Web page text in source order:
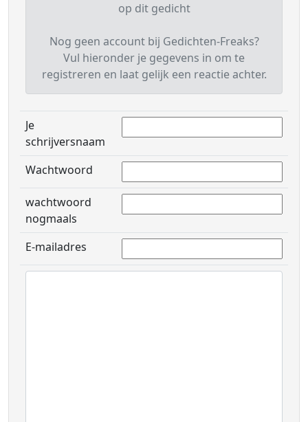
op dit gedicht
Nog geen account bij Gedichten-Freaks?
Vul hieronder je gegevens in om te
registreren en laat gelijk een reactie achter.
Je
schrijversnaam
Wachtwoord
wachtwoord
nogmaals
E-mailadres